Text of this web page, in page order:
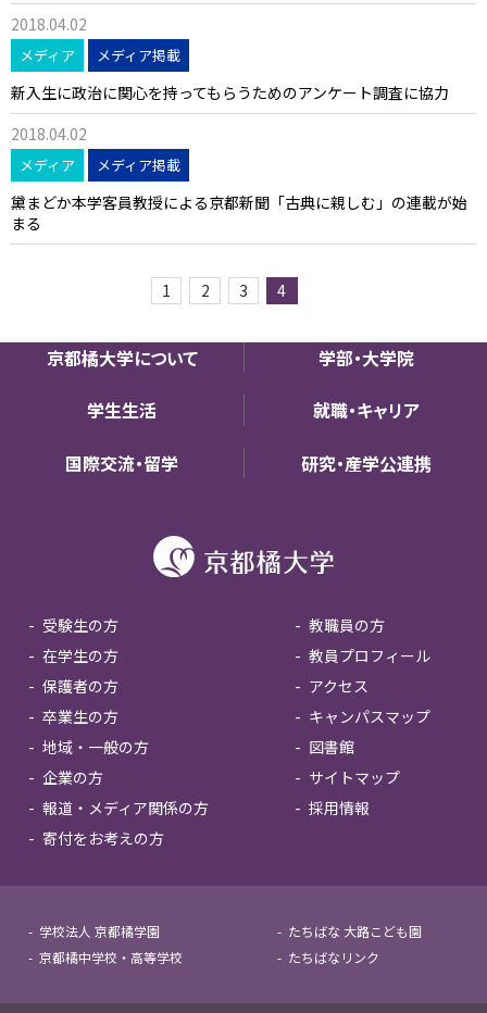
2018.04.02
メディア メディア掲載
新入生に政治に関心を持ってもらうためのアンケート調査に協力
2018.04.02
メディア メディア掲載
黛まどか本学客員教授による京都新聞「古典に親しむ」の連載が始
まる
1 2 3 4
京都橘大学について 学部・大学院
学生生活 就職・キャリア
国際交流・留学 研究・産学公連携
受験生の方
在学生の方
保護者の方
卒業生の方
地域・一般の方
企業の方
報道・メディア関係の方
寄付をお考えの方
教職員の方
教員プロフィール
アクセス
キャンパスマップ
図書館
サイトマップ
採用情報
学校法人 京都橘学園
京都橘中学校・高等学校
たちばな 大路こども園
たちばなリンク